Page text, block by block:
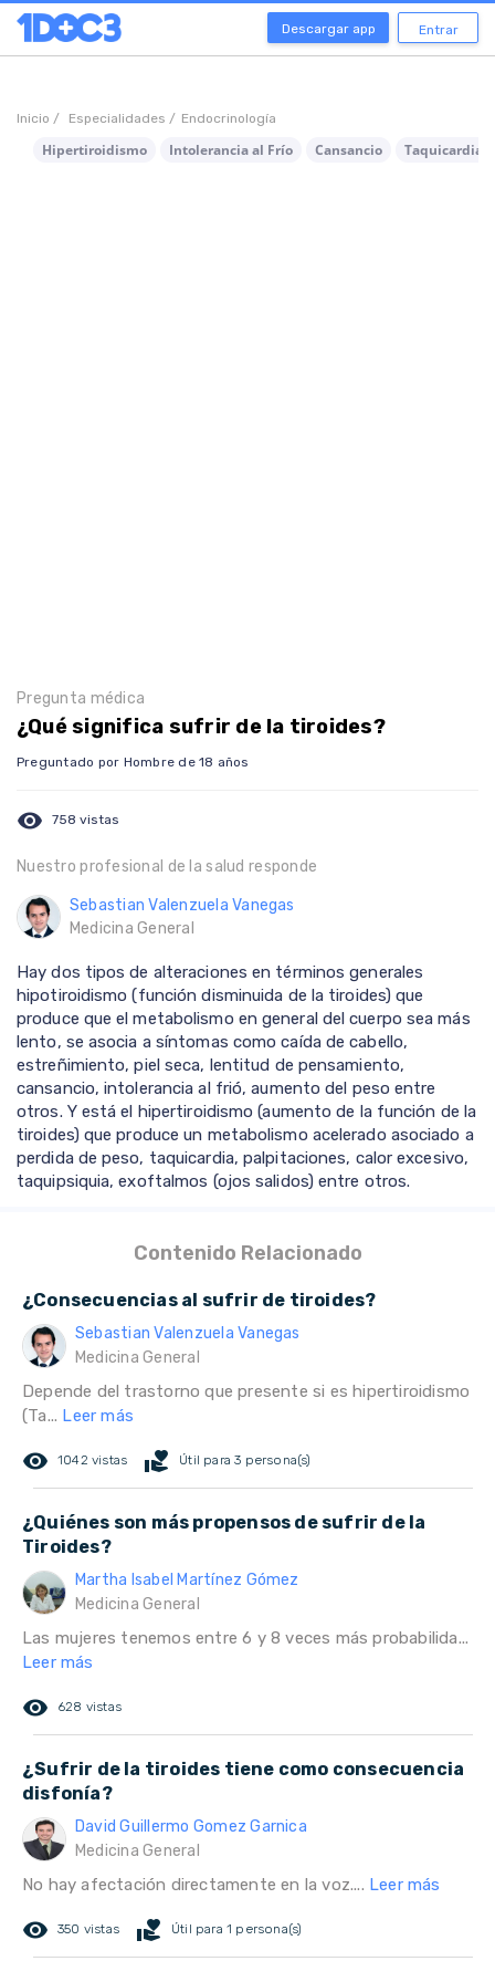
Descargar app Entrar
Inicio / Especialidades / Endocrinología
Hipertiroidismo Intolerancia al Frío Cansancio Taquicardia
Pregunta médica
¿Qué significa sufrir de la tiroides?
Preguntado por Hombre de 18 años
visibility 758 vistas
Nuestro profesional de la salud responde
Sebastian Valenzuela Vanegas
Medicina General
Hay dos tipos de alteraciones en términos generales
hipotiroidismo (función disminuida de la tiroides) que
produce que el metabolismo en general del cuerpo sea más
lento, se asocia a síntomas como caída de cabello,
estreñimiento, piel seca, lentitud de pensamiento,
cansancio, intolerancia al frió, aumento del peso entre
otros. Y está el hipertiroidismo (aumento de la función de la
tiroides) que produce un metabolismo acelerado asociado a
perdida de peso, taquicardia, palpitaciones, calor excesivo,
taquipsiquia, exoftalmos (ojos salidos) entre otros.
Contenido Relacionado
¿Consecuencias al sufrir de tiroides?
Sebastian Valenzuela Vanegas
Medicina General
Depende del trastorno que presente si es hipertiroidismo
(Ta... Leer más
remove_red_eye 1042 vistas volunteer_activism Útil para 3 persona(s)
¿Quiénes son más propensos de sufrir de la
Tiroides?
Martha Isabel Martínez Gómez
Medicina General
Las mujeres tenemos entre 6 y 8 veces más probabilida...
Leer más
remove_red_eye 628 vistas
¿Sufrir de la tiroides tiene como consecuencia
disfonía?
David Guillermo Gomez Garnica
Medicina General
No hay afectación directamente en la voz.... Leer más
remove_red_eye 350 vistas volunteer_activism Útil para 1 persona(s)